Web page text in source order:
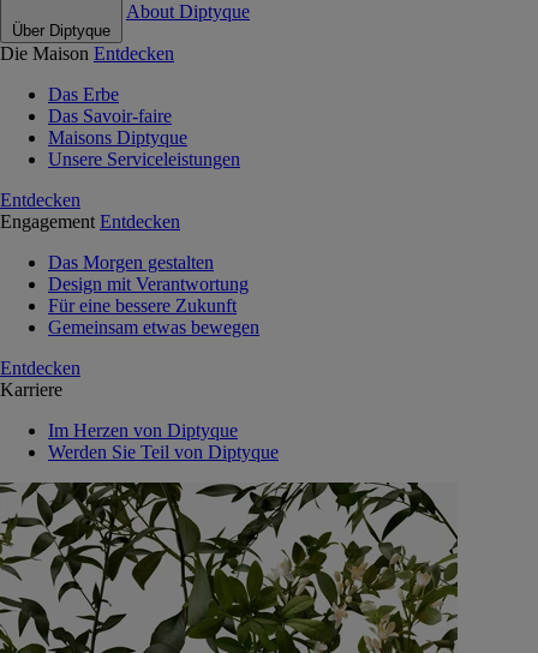
Über Diptyque
About Diptyque
Die Maison Entdecken
Das Erbe
Das Savoir-faire
Maisons Diptyque
Unsere Serviceleistungen
Entdecken
Engagement Entdecken
Das Morgen gestalten
Design mit Verantwortung
Für eine bessere Zukunft
Gemeinsam etwas bewegen
Entdecken
Karriere
Im Herzen von Diptyque
Werden Sie Teil von Diptyque